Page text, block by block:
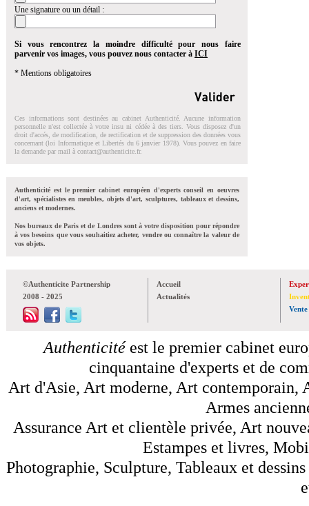
Une signature ou un détail :
Si vous rencontrez la moindre difficulté pour nous faire
parvenir vos images, vous pouvez nous contacter à ICI
* Mentions obligatoires
Ces informations sont destinées au cabinet Authenticité. Aucune information
personnelle n'est collectée à votre insu ni cédée à des tiers. Vous disposez d'un
droit d'accés, de modification, de rectification et de suppression des données vous
concernant (loi Informatique et Libertés du 6 janvier 1978). Vous pouvez en faire
la demande par mail à contact@authenticite.fr.
Authenticité est le premier cabinet européen d'experts conseil en oeuvres
d'art, spécialistes en meubles, objets d'art, sculptures, tableaux et dessins,
anciens et modernes.
Nos bureaux de Paris et de Londres sont à votre disposition pour répondre
à vos besoins que vous souhaitiez acheter, vendre ou connaître la valeur de
vos objets.
©Authenticite Partnership
2008 - 2025
Accueil
Actualités
Vente
Authenticitéest le premier cabinet
cinquantaine d'experts et de
Art d'Asie, Art moderne, Art contemporain,
Armes
Assurance Art et clientèle privée, Art
Estampes et livres,
Photographie, Sculpture, Tableaux et